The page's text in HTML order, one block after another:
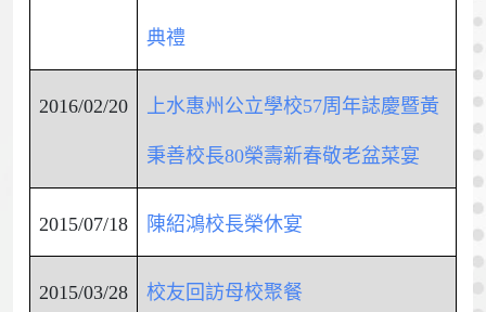
典禮
2016/02/20 上水惠州公立學校57周年誌慶暨黃
秉善校長80榮壽新春敬老盆菜宴
2015/07/18 陳紹鴻校長榮休宴
2015/03/28 校友回訪母校聚餐